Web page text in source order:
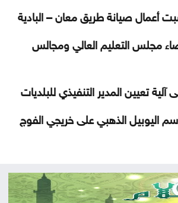
أعمال صيانة طريق معان – البادية
مجلس التعليم العالي ومجالس
تعيين المدير التنفيذي للبلديات
اليوبيل الذهبي على خريجي الفوج
الأردنية تنظم ندوة علمية